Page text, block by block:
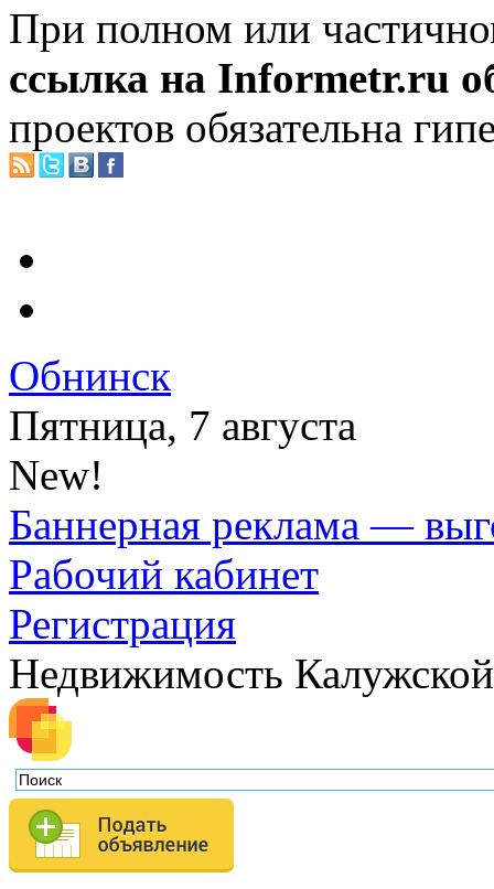
При полном или
ссылка на Informetr.ru
проектов обязательна
Обнинск
Пятница, 7 августа
New!
Баннерная реклама —
Рабочий кабинет
Регистрация
Недвижимость